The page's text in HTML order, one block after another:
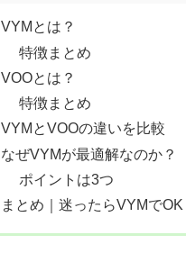
VYMとは？
特徴まとめ
VOOとは？
特徴まとめ
VYMとVOOの違いを比較
なぜVYMが最適解なのか？
ポイントは3つ
まとめ｜迷ったらVYMでOK